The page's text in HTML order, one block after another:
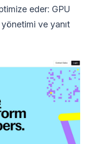
eder: GPU
ve yanıt